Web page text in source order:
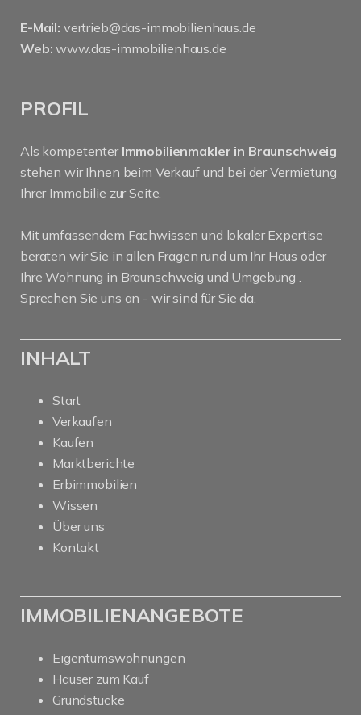
E-Mail: vertrieb@das-immobilienhaus.de
Web: www.das-immobilienhaus.de
PROFIL
Als kompetenter Immobilienmakler in Braunschweig
stehen wir Ihnen beim Verkauf und bei der Vermietung
Ihrer Immobilie zur Seite.
Mit umfassendem Fachwissen und lokaler Expertise
beraten wir Sie in allen Fragen rund um Ihr Haus oder
Ihre Wohnung in Braunschweig und Umgebung .
Sprechen Sie uns an - wir sind für Sie da.
INHALT
Start
Verkaufen
Kaufen
Marktberichte
Erbimmobilien
Wissen
Über uns
Kontakt
IMMOBILIENANGEBOTE
Eigentumswohnungen
Häuser zum Kauf
Grundstücke